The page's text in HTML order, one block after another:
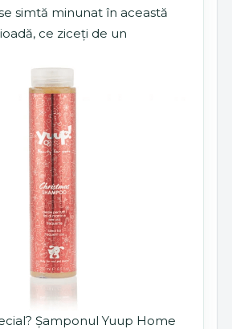
simtă minunat în această
ce ziceți de un
Șamponul Yuup Home